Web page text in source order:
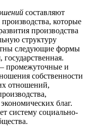
составляют
которые
производства
структуру
следующие формы
государственная.
промежуточные и
собственности
отношений,
благ.
систему социально-